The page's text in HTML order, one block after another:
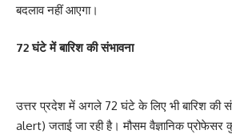
बदलाव नहीं आएगा।
72 घंटे में बारिश की संभावना
उत्तर प्रदेश में अगले 72 घंटे के लिए भी बारिश की
alert) जताई जा रही है। मौसम वैज्ञानिक प्रोफेसर